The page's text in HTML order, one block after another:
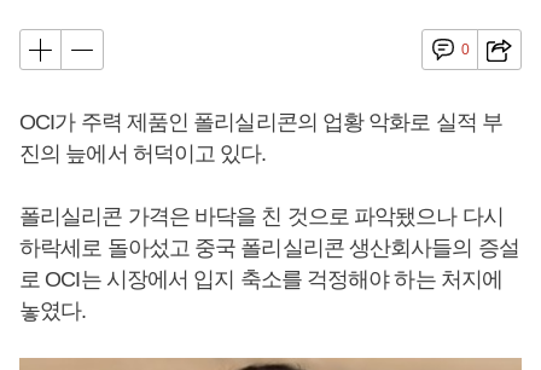
0
OCI가 주력 제품인 폴리실리콘의 업황 악화로 실적 부
진의 늪에서 허덕이고 있다.
폴리실리콘 가격은 바닥을 친 것으로 파악됐으나 다시
하락세로 돌아섰고 중국 폴리실리콘 생산회사들의 증설
로 OCI는 시장에서 입지 축소를 걱정해야 하는 처지에
놓였다.